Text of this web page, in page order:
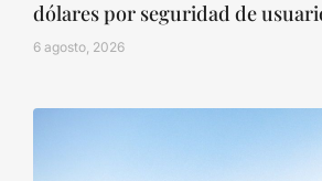
dólares por seguridad de
6 agosto, 2026